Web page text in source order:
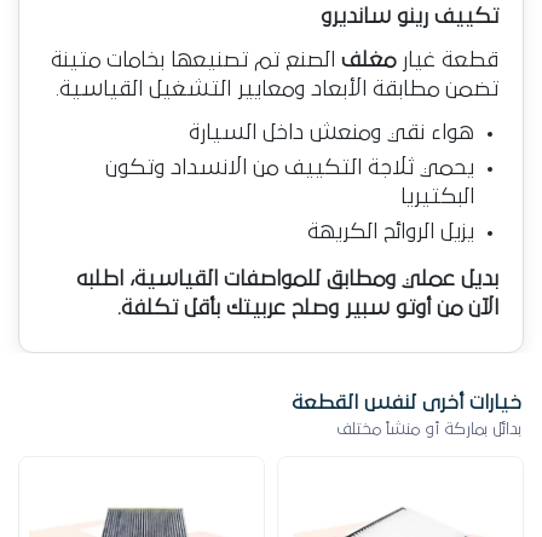
تكييف رينو سانديرو
قطعة غيارمغلف الصنع تم تصنيعها بخامات متينة
تضمن مطابقة الأبعاد ومعايير التشغيل القياسية.
هواء نقي ومنعش داخل السيارة
يحمي ثلاجة التكييف من الانسداد وتكون
البكتيريا
يزيل الروائح الكريهة
بديل عملي ومطابق للمواصفات القياسية، اطلبه
الآن من أوتو سبير وصلح عربيتك بأقل تكلفة.
خيارات أخرى لنفس القطعة
بدائل بماركة أو منشأ مختلف